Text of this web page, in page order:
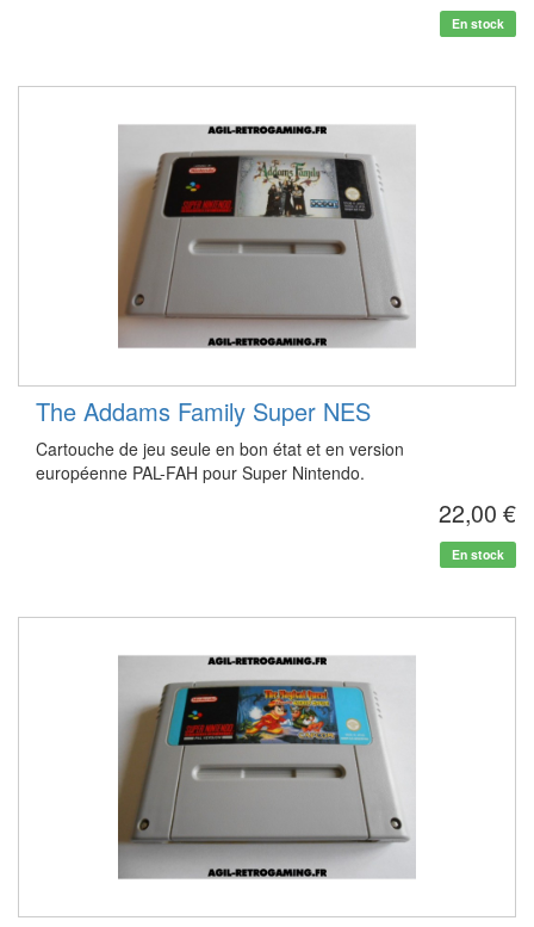
En stock
The Addams Family Super NES
Cartouche de jeu seule en bon état et en version
européenne PAL-FAH pour Super Nintendo.
22,00 €
En stock